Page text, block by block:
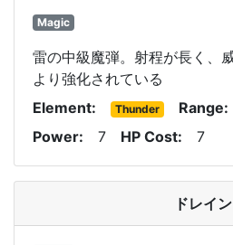
Magic
雷の中級魔弾。射程が長く、
より強化されている
Element
Thunder Range
Power
7 HP Cost 7
ドレイン